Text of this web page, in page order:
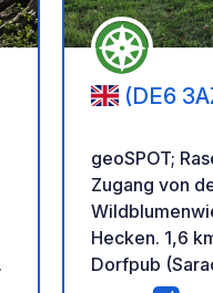
(DE6
geoSPOT;
Zugang von
Hecken. 1,6
Dorfpub